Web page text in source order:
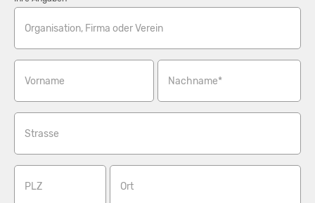
Organisation, Firma oder Verein
Vorname Nachname*
Strasse
PLZ Ort